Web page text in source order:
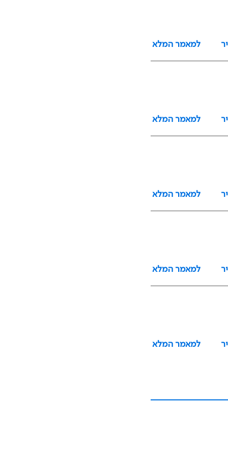
למאמר המלא
למאמר המלא
למאמר המלא
למאמר המלא
למאמר המלא